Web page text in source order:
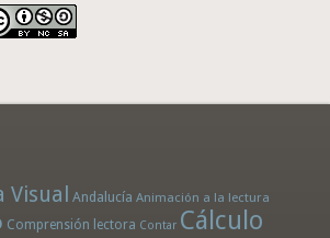
Visual Andalucía Animación a la lectura
Comprensión lectora Contar Cálculo